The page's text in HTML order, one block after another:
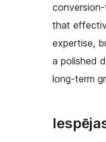
that
expertise,
a polished
long-term